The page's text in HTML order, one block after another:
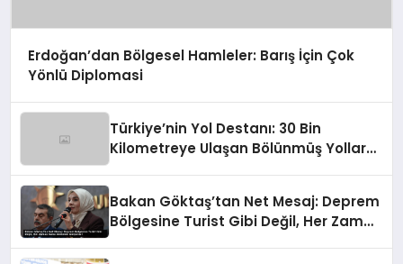
Erdoğan’dan Bölgesel Hamleler: Barış İçin Çok
Yönlü Diplomasi
Türkiye’nin Yol Destanı: 30 Bin
Kilometreye Ulaşan Bölünmüş Yollar
Bakan Göktaş’tan Net Mesaj: Deprem
Bölgesine Turist Gibi Değil, Her Zaman